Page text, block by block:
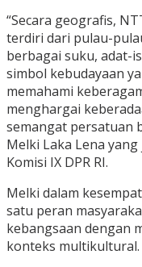
“Secara geografis,
terdiri dari pulau-
berbagai suku, adat-
simbol kebudayaan
memahami
menghargai
semangat persatuan
Melki Laka Lena
Komisi IX DPR RI.
Melki dalam
satu peran
kebangsaan dengan
konteks multikultural.